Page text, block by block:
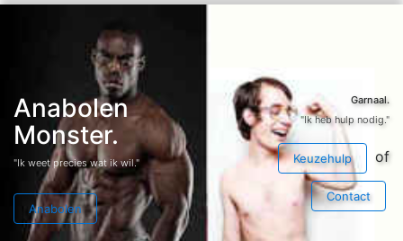
Anabolen
Monster.
"Ik weet precies wat ik wil."
Anabolen
Garnaal.
"Ik heb hulp nodig."
Keuzehulp of
Contact